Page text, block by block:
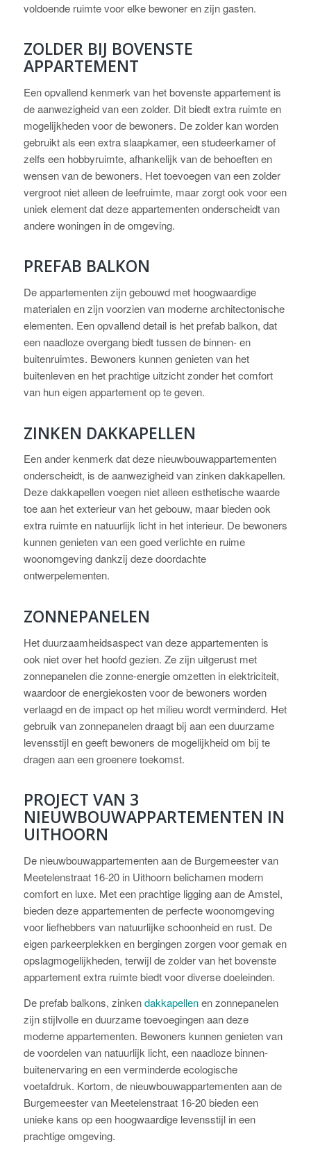
voldoende ruimte voor elke bewoner en zijn gasten.
ZOLDER BIJ BOVENSTE
APPARTEMENT
Een opvallend kenmerk van het bovenste appartement is
de aanwezigheid van een zolder. Dit biedt extra ruimte en
mogelijkheden voor de bewoners. De zolder kan worden
gebruikt als een extra slaapkamer, een studeerkamer of
zelfs een hobbyruimte, afhankelijk van de behoeften en
wensen van de bewoners. Het toevoegen van een zolder
vergroot niet alleen de leefruimte, maar zorgt ook voor een
uniek element dat deze appartementen onderscheidt van
andere woningen in de omgeving.
PREFAB BALKON
De appartementen zijn gebouwd met hoogwaardige
materialen en zijn voorzien van moderne architectonische
elementen. Een opvallend detail is het prefab balkon, dat
een naadloze overgang biedt tussen de binnen- en
buitenruimtes. Bewoners kunnen genieten van het
buitenleven en het prachtige uitzicht zonder het comfort
van hun eigen appartement op te geven.
ZINKEN DAKKAPELLEN
Een ander kenmerk dat deze nieuwbouwappartementen
onderscheidt, is de aanwezigheid van zinken dakkapellen.
Deze dakkapellen voegen niet alleen esthetische waarde
toe aan het exterieur van het gebouw, maar bieden ook
extra ruimte en natuurlijk licht in het interieur. De bewoners
kunnen genieten van een goed verlichte en ruime
woonomgeving dankzij deze doordachte
ontwerpelementen.
ZONNEPANELEN
Het duurzaamheidsaspect van deze appartementen is
ook niet over het hoofd gezien. Ze zijn uitgerust met
zonnepanelen die zonne-energie omzetten in elektriciteit,
waardoor de energiekosten voor de bewoners worden
verlaagd en de impact op het milieu wordt verminderd. Het
gebruik van zonnepanelen draagt bij aan een duurzame
levensstijl en geeft bewoners de mogelijkheid om bij te
dragen aan een groenere toekomst.
PROJECT VAN 3
NIEUWBOUWAPPARTEMENTEN IN
UITHOORN
De nieuwbouwappartementen aan de Burgemeester van
Meetelenstraat 16-20 in Uithoorn belichamen modern
comfort en luxe. Met een prachtige ligging aan de Amstel,
bieden deze appartementen de perfecte woonomgeving
voor liefhebbers van natuurlijke schoonheid en rust. De
eigen parkeerplekken en bergingen zorgen voor gemak en
opslagmogelijkheden, terwijl de zolder van het bovenste
appartement extra ruimte biedt voor diverse doeleinden.
De prefab balkons, zinkendakkapellenen zonnepanelen
zijn stijlvolle en duurzame toevoegingen aan deze
moderne appartementen. Bewoners kunnen genieten van
de voordelen van natuurlijk licht, een naadloze binnen-
buitenervaring en een verminderde ecologische
voetafdruk. Kortom, de nieuwbouwappartementen aan de
Burgemeester van Meetelenstraat 16-20 bieden een
unieke kans op een hoogwaardige levensstijl in een
prachtige omgeving.